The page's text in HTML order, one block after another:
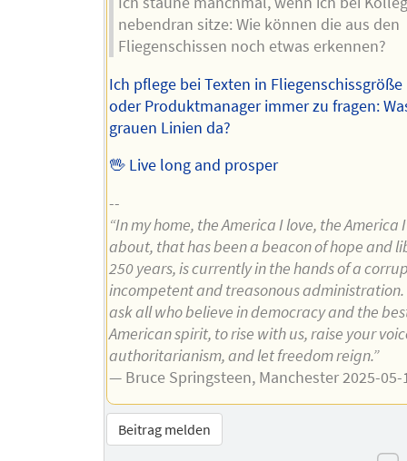
nebendran sitze: Wie können die aus den
Fliegenschissen noch etwas erkennen?
Ich pflege bei Texten in Fliegenschissgröße
oder Produktmanager immer zu fragen:
grauen Linien da?
🖖 Live long and prosper
--
“In my home, the America I love, the
about, that has been a beacon of hope and
250 years, is currently in the hands of a
incompetent and treasonous administration.
ask all who believe in democracy and the
American spirit, to rise with us, raise your
authoritarianism, and let freedom reign.”
— Bruce Springsteen, Manchester 2025-05-
Beitrag melden